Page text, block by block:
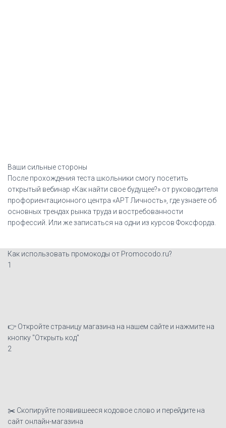
Ваши сильные стороны
После прохождения теста школьники смогу посетить
открытый вебинар «Как найти свое будущее?» от руководителя
профориентационного центра «АРТ Личность», где узнаете об
основных трендах рынка труда и востребованности
профессий. Или же записаться на одни из курсов Фоксфорда.
Как использовать промокоды от Promocodo.ru?
1
👉 Откройте страницу магазина на нашем сайте и нажмите на
кнопку "Открыть код"
2
✂️ Скопируйте появившееся кодовое слово и перейдите на
сайт онлайн-магазина